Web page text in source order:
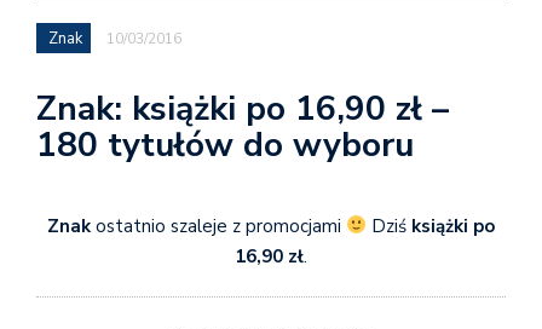
Znak 10/03/2016
Znak: książki po 16,90 zł –
180 tytułów do wyboru
Znakostatnio szaleje z promocjami Dziś książki po
16,90 zł.